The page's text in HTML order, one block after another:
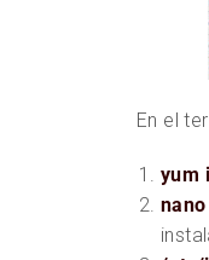
En el
yum